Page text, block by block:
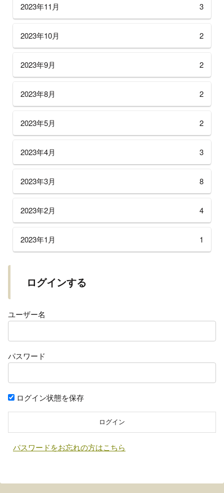
2023年11月 3
2023年10月 2
2023年9月 2
2023年8月 2
2023年5月 2
2023年4月 3
2023年3月 8
2023年2月 4
2023年1月 1
ログインする
ユーザー名
パスワード
ログイン状態を保存
パスワードをお忘れの方はこちら